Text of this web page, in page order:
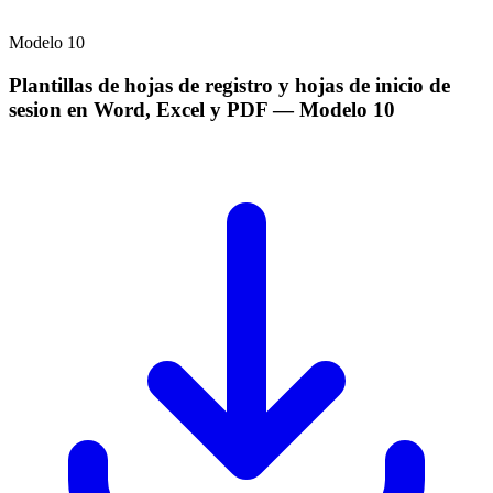
Modelo 10
Plantillas de hojas de registro y hojas de inicio de
sesion en Word, Excel y PDF— Modelo 10